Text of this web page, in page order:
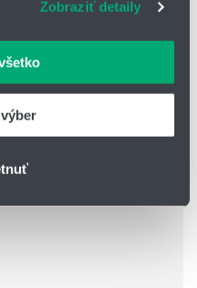
aj našim partnerom v
Zobraziť detaily